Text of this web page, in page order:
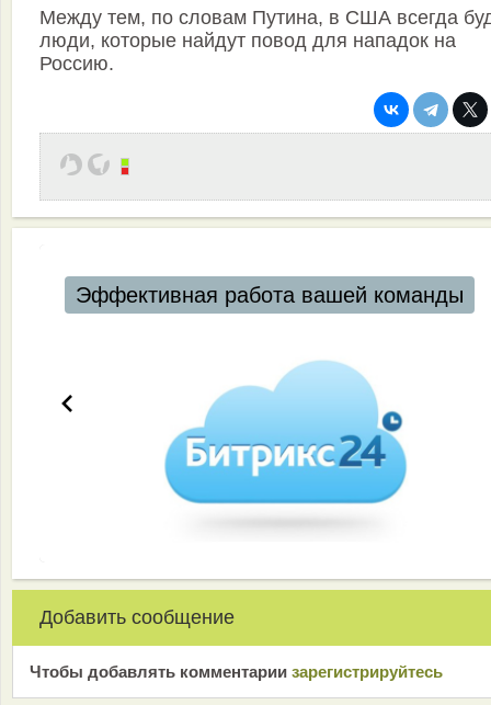
Между тем, по словам Путина, в США всегда
люди, которые найдут повод для нападок на
Россию.
Эффективная работа вашей команды
Добавить сообщение
Чтобы добавлять комментарии зарeгиcтрирyйтeсь